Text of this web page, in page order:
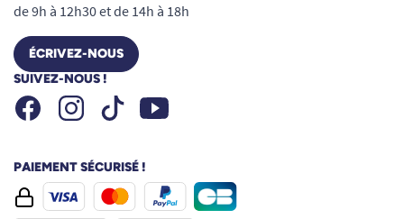
de 9h à 12h30 et de 14h à 18h
ÉCRIVEZ-NOUS
SUIVEZ-NOUS !
FacebookInstagramTiktok Youtube
PAIEMENT SÉCURISÉ !